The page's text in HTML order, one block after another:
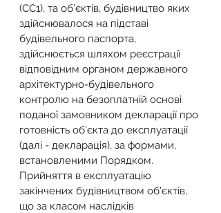
(СС1), та об’єктів, будівництво яких
здійснювалося на підставі
будівельного паспорта,
здійснюється шляхом реєстрації
відповідним органом державного
архітектурно-будівельного
контролю на безоплатній основі
поданої замовником декларації про
готовність об’єкта до експлуатації
(далі - декларація), за формами,
встановленими Порядком.
Прийняття в експлуатацію
закінчених будівництвом об’єктів,
що за класом наслідків